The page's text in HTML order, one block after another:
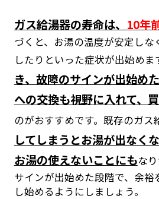
ガス給湯器の寿命は、 10年
づくと、お湯の温度が安定しな
したりといった症状が出始めま
き、故障のサインが出始め
への交換も視野に入れて、
のがおすすめです。既存のガス
してしまうとお湯が出なく
お湯の使えないことにもな
サインが出始めた段階で、余裕
し始めるようにしましょう。